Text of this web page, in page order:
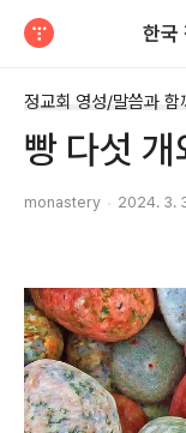
한국
정교회 영성/말씀과 함
빵 다섯 개
monastery 2024. 3.